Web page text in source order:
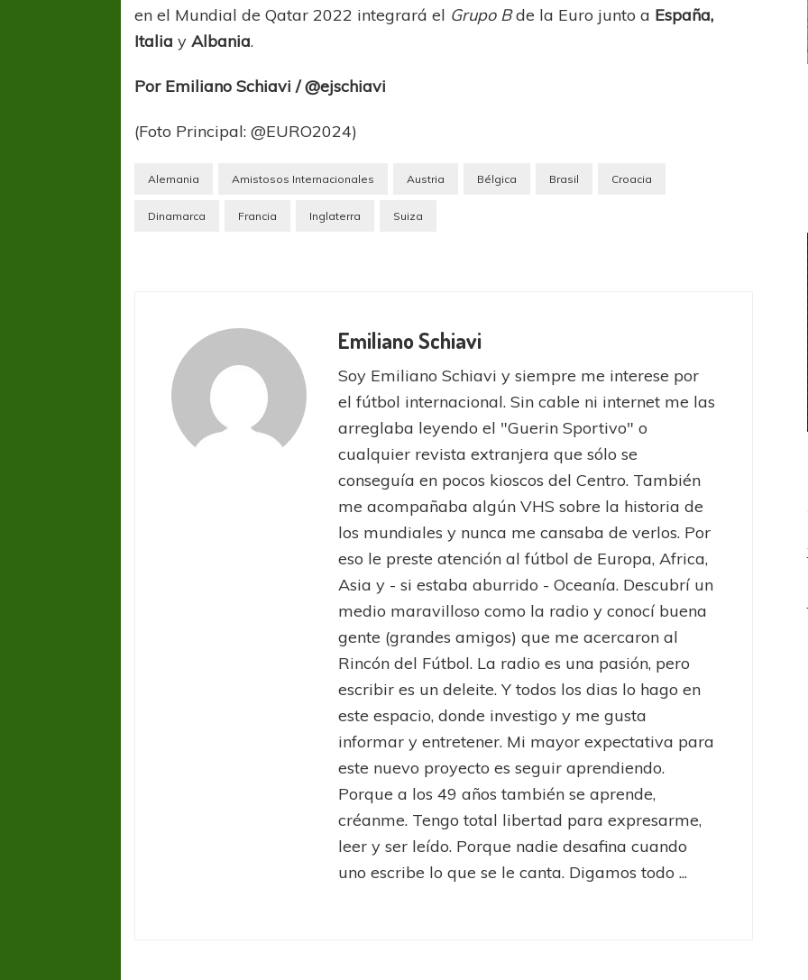
en el Mundial de Qatar 2022 integrará el Grupo Bde la Euro junto a España,
Italia yAlbania.
Por Emiliano Schiavi / @ejschiavi
(Foto Principal: @EURO2024)
Alemania Amistosos Internacionales Austria Bélgica Brasil Croacia
Dinamarca Francia Inglaterra Suiza
Emiliano Schiavi
Soy Emiliano Schiavi y siempre me interese por
el fútbol internacional. Sin cable ni internet me las
arreglaba leyendo el "Guerin Sportivo" o
cualquier revista extranjera que sólo se
conseguía en pocos kioscos del Centro. También
me acompañaba algún VHS sobre la historia de
los mundiales y nunca me cansaba de verlos. Por
eso le preste atención al fútbol de Europa, Africa,
Asia y - si estaba aburrido - Oceanía. Descubrí un
medio maravilloso como la radio y conocí buena
gente (grandes amigos) que me acercaron al
Rincón del Fútbol. La radio es una pasión, pero
escribir es un deleite. Y todos los dias lo hago en
este espacio, donde investigo y me gusta
informar y entretener. Mi mayor expectativa para
este nuevo proyecto es seguir aprendiendo.
Porque a los 49 años también se aprende,
créanme. Tengo total libertad para expresarme,
leer y ser leído. Porque nadie desafina cuando
uno escribe lo que se le canta. Digamos todo ...
FÚTBOL FEMENINO
Ajustada caída de Verónica en Alejandro
FÚTBOL FEMENINO
Verónica jugará ante Estrella del Sur en el